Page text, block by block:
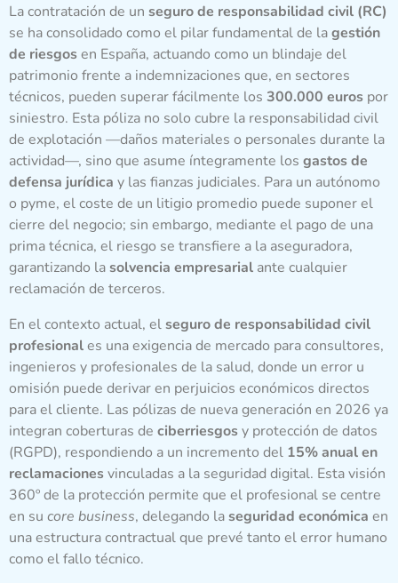
La contratación de un seguro de responsabilidad civil (RC)
se ha consolidado como el pilar fundamental de lagestión
de riesgosen España, actuando como un blindaje del
patrimonio frente a indemnizaciones que, en sectores
técnicos, pueden superar fácilmente los 300.000 euros por
siniestro. Esta póliza no solo cubre la responsabilidad civil
de explotación —daños materiales o personales durante la
actividad—, sino que asume íntegramente los gastos de
defensa jurídica y las fianzas judiciales. Para un autónomo
o pyme, el coste de un litigio promedio puede suponer el
cierre del negocio; sin embargo, mediante el pago de una
prima técnica, el riesgo se transfiere a la aseguradora,
garantizando lasolvencia empresarial ante cualquier
reclamación de terceros.
En el contexto actual, elseguro de responsabilidad civil
profesionales una exigencia de mercado para consultores,
ingenieros y profesionales de la salud, donde un error u
omisión puede derivar en perjuicios económicos directos
para el cliente. Las pólizas de nueva generación en 2026 ya
integran coberturas de ciberriesgosy protección de datos
(RGPD), respondiendo a un incremento del 15% anual en
reclamacionesvinculadas a la seguridad digital. Esta visión
360º de la protección permite que el profesional se centre
en su core business, delegando laseguridad económica en
una estructura contractual que prevé tanto el error humano
como el fallo técnico.